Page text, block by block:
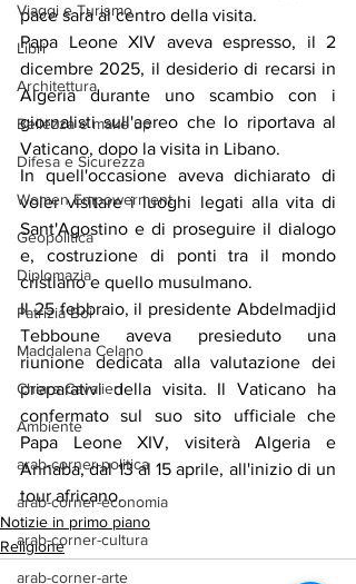
Viaggi e Turismo
Libri
Architettura
Bellezza e make up
Difesa e Sicurezza
Women Empowerment
Geopolitica
Diplomazia
Patrizia Boi
Maddalena Celano
Chiara Cavalieri
Ambiente
arab-corner-politica
arab-corner-economia
arab-corner-cultura
arab-corner-arte
pace sarà al centro della visita.
Papa Leone XIV aveva espresso, il 2
dicembre 2025, il desiderio di recarsi in
Algeria durante uno scambio con i
giornalisti sull'aereo che lo riportava al
Vaticano, dopo la visita in Libano.
In quell'occasione aveva dichiarato di
voler visitare i luoghi legati alla vita di
Sant'Agostino e di proseguire il dialogo
e, costruzione di ponti tra il mondo
cristiano e quello musulmano.
Il 25 febbraio, il presidente Abdelmadjid
Tebboune aveva presieduto una
riunione dedicata alla valutazione dei
preparativi della visita. Il Vaticano ha
confermato sul suo sito ufficiale che
Papa Leone XIV, visiterà Algeria e
Annaba, dal 13 al 15 aprile, all'inizio di un
tour africano.
Notizie in primo piano
Religione